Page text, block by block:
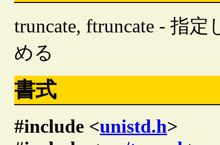
truncate, ftruncate - 指
める
書式
#include <unistd.h>